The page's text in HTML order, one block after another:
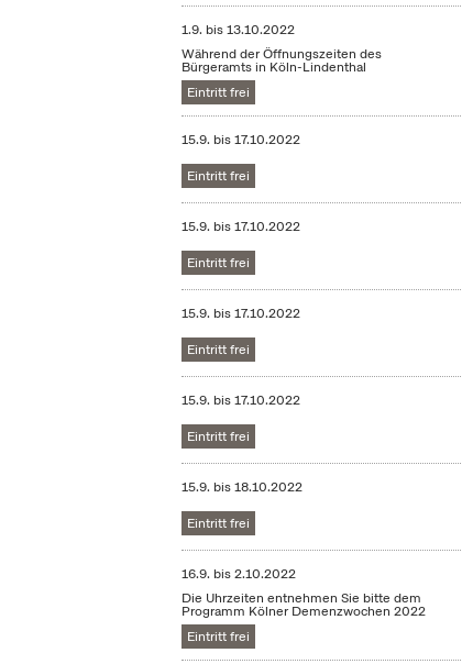
1.9. bis13.10.2022
Während der Öffnungszeiten des
Bürgeramts in Köln-Lindenthal
Eintritt frei
15.9. bis17.10.2022
Eintritt frei
15.9. bis17.10.2022
Eintritt frei
15.9. bis17.10.2022
Eintritt frei
15.9. bis17.10.2022
Eintritt frei
15.9. bis18.10.2022
Eintritt frei
16.9. bis2.10.2022
Die Uhrzeiten entnehmen Sie bitte dem
Programm Kölner Demenzwochen 2022
Eintritt frei